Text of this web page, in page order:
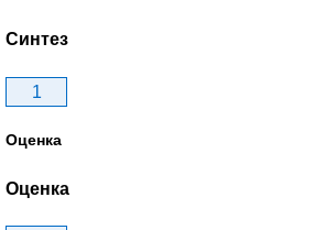
Синтез
1
Оценка
Оценка